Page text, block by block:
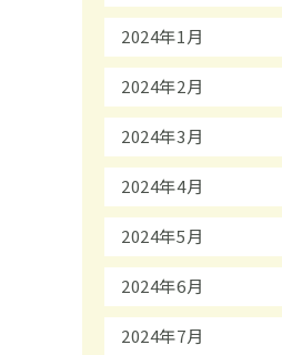
2024年1月
2024年2月
2024年3月
2024年4月
2024年5月
2024年6月
2024年7月